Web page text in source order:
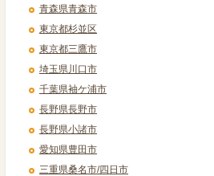
青森県青森市
東京都杉並区
東京都三鷹市
埼玉県川口市
千葉県袖ケ浦市
長野県長野市
長野県小諸市
愛知県豊田市
三重県桑名市/四日市